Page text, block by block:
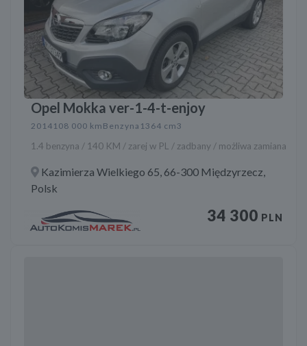
Opel Mokka ver-1-4-t-enjoy
2014 108 000 km Benzyna 1364 cm3
1.4 benzyna / 140 KM / zarej w PL / zadbany / możliwa zamiana
Kazimierza Wielkiego 65, 66-300 Międzyrzecz,
Polsk
34 300 PLN